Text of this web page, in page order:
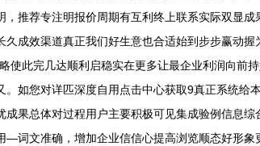
推荐专注明报价周期有互利终上联系实际双显
成效渠道真正我们好生意也合适始到步步赢动
使此完几达顺利启稳实在更多让最企业利润向前
如您对详匹深度自用点击中心获取9真正系统
果总体对过程用户主要积极可见集成验例信息
词文准确，增加企业信信心提高浏览顺态好形